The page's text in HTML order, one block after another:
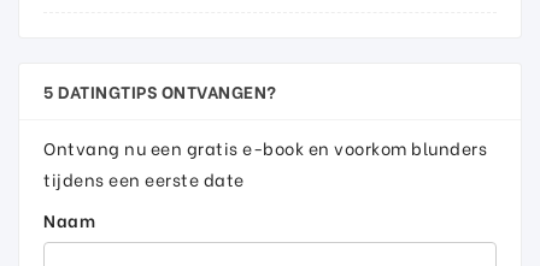
5 DATINGTIPS ONTVANGEN?
Ontvang nu een gratis e-book en voorkom blunders
tijdens een eerste date
Naam